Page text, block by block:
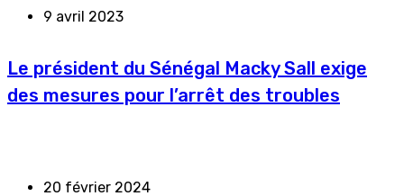
9 avril 2023
Le président du Sénégal Macky Sall exige
des mesures pour l’arrêt des troubles
20 février 2024